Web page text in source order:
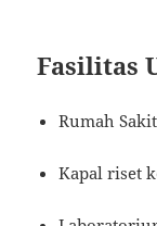
Fasilitas
Rumah
Kapal riset